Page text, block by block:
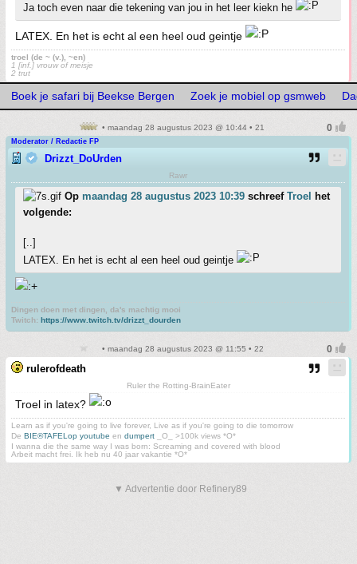
Ja toch even naar die tekening van jou in het leer kiekn he
LATEX. En het is echt al een heel oud geintje
troel (de ~ (v.), ~en)
1 [inf.] vrouw of meisje
2 trut
Boek je safari bij Beekse Bergen Zoek je mobiel op gsmweb
• maandag 28 augustus 2023 @ 10:44 • 21
Moderator / Redactie FP
Drizzt_DoUrden
Rawr
Op maandag 28 augustus 2023 10:39 schreef Troel
het
volgende:
[..]
LATEX. En het is echt al een heel oud geintje
Dingen doen met dingen, da's machtig mooi
Twitch: https://www.twitch.tv/drizzt_dourden
• maandag 28 augustus 2023 @ 11:55 • 22
rulerofdeath
Ruler the Rotting-BrainEater
Troel in latex?
Learn as if you're going to live forever, Live as if you're going to die tomorrow
De BIE®TAFELop youtube en dumpert _O_ >100k views *O*
I wanna die the same way I was born: Screaming and covered with blood
Arbeit macht frei. Ik heb nu 40 jaar vakantie *O*
▼ Advertentie door Refinery89